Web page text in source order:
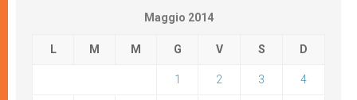
Maggio 2014
L M M G V S D
1 2 3 4